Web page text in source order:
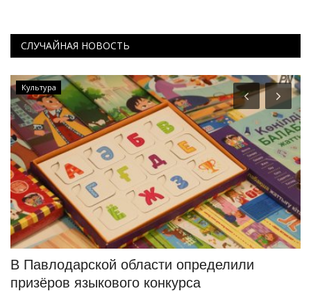
СЛУЧАЙНАЯ НОВОСТЬ
Культура
В Павлодарской области определили
призёров языкового конкурса